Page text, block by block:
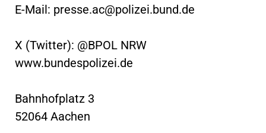
E-Mail: presse.ac@polizei.bund.de
X (Twitter): @BPOL NRW
www.bundespolizei.de
Bahnhofplatz 3
52064 Aachen